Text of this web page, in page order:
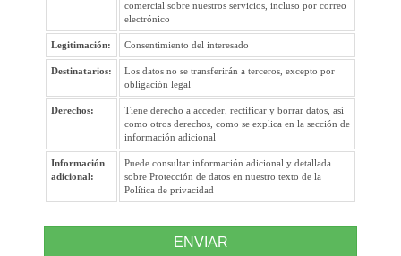
comercial sobre nuestros servicios, incluso por correo
electrónico
Legitimación: Consentimiento del interesado
Destinatarios:
Los datos no se transferirán a terceros, excepto por
obligación legal
Derechos:
Tiene derecho a acceder, rectificar y borrar datos, así
como otros derechos, como se explica en la sección de
información adicional
Información
adicional:
Puede consultar información adicional y detallada
sobre Protección de datos en nuestro texto de la
Política de privacidad
ENVIAR